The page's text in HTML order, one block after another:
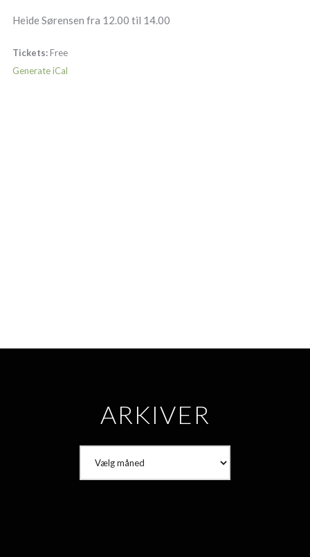
Heide Sørensen fra 12.00 til 14.00
Tickets:Free
Generate iCal
ARKIVER